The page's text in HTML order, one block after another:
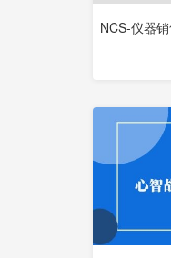
NCS-仪器